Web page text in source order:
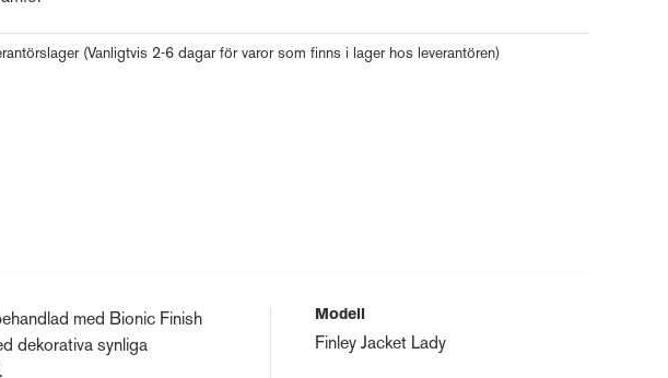
(Vanligtvis 2-6 dagar för varor som finns i lager hos leverantören)
med Bionic Finish
dekorativa synliga
Modell
Finley Jacket Lady